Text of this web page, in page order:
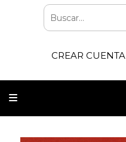
CREAR CUENTA